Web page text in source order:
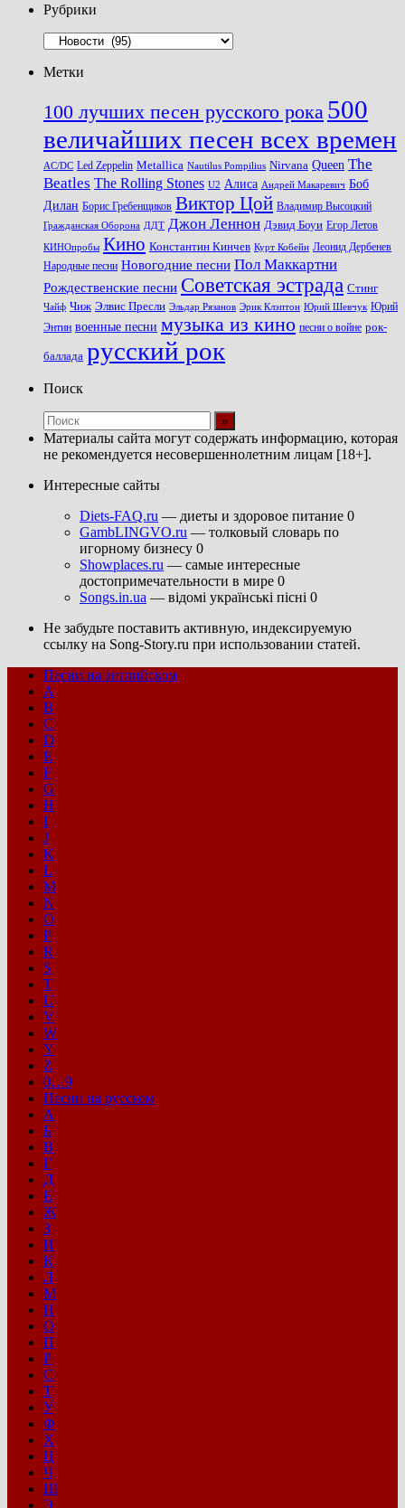
Рубрики
Рубрики
Метки
100 лучших песен русского рока 500
величайших песен всех времен
AC/DC Led Zeppelin Metallica Nautilus Pompilius Nirvana Queen The
Beatles The Rolling Stones U2 Алиса Андрей Макаревич Боб
Дилан Борис Гребенщиков Виктор Цой Владимир Высоцкий
Гражданская Оборона ДДТ Джон Леннон Дэвид Боуи Егор Летов
КИНОпробы Кино Константин Кинчев Курт Кобейн Леонид Дербенев
Народные песни Новогодние песни Пол Маккартни
Рождественские песни Советская эстрада Стинг
Чайф Чиж Элвис Пресли Эльдар Рязанов Эрик Клэптон Юрий Шевчук Юрий
Энтин военные песни музыка из кино песни о войне рок-
баллада русский рок
Поиск
Материалы сайта могут содержать информацию, которая
не рекомендуется несовершеннолетним лицам [18+].
Интересные сайты
Diets-FAQ.ru — диеты и здоровое питание 0
GambLINGVO.ru — толковый словарь по
игорному бизнесу 0
Showplaces.ru — самые интересные
достопримечательности в мире 0
Songs.in.ua — відомі українські пісні 0
Не забудьте поставить активную, индексируемую
ссылку на Song-Story.ru при использовании статей.
Песни на английском
A
B
C
D
E
F
G
H
I
J
K
L
M
N
O
P
R
S
T
U
V
W
Y
Z
0…9
Песни на русском
А
Б
В
Г
Д
Е
Ж
З
И
К
Л
М
Н
О
П
Р
С
Т
У
Ф
Х
Ц
Ч
Ш
Э